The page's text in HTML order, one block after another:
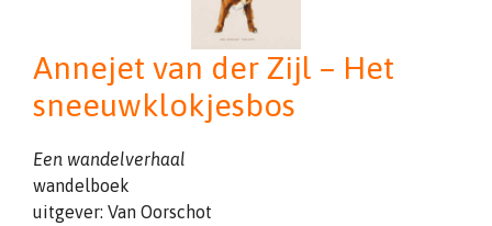
Annejet van der Zijl – Het
sneeuwklokjesbos
Een wandelverhaal
wandelboek
uitgever: Van Oorschot